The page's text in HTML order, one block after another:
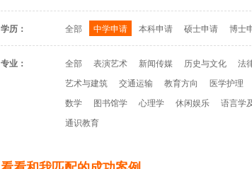
学历： 全部 中学申请 本科申请 硕士申请 博士
专业： 全部 表演艺术 新闻传媒 历史与文化 法
艺术与建筑
交通运输 教育方向 医学护理
数学
图书馆学 心理学 休闲娱乐 语言学
通识教育